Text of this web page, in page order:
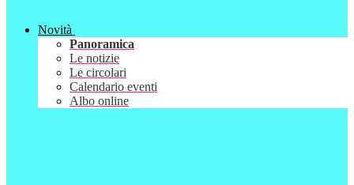
Novità
Panoramica
Le notizie
Le circolari
Calendario eventi
Albo online